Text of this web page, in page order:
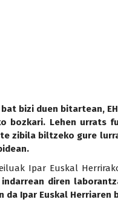
bizi duen bitartean,
bozkari. Lehen urrats
zibila biltzeko gure
Ipar Euskal
indarrean diren
Ipar Euskal Herriaren